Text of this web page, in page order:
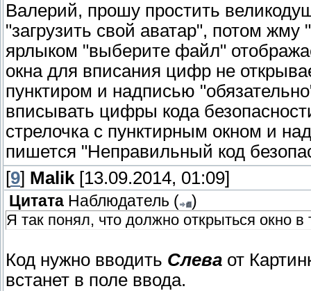
Валерий, прошу простить
"загрузить свой аватар", потом
ярлыком "выберите файл"
окна для вписания цифр не
пунктиром и надписью
вписывать цифры кода
стрелочка с пунктирным окном и
пишется "Неправильный код
[9] Malik [13.09.2014, 01:09]
Цитата Наблюдатель (
)
Я так понял, что должно открыться окно
Код нужно вводить Слева от
встанет в поле ввода.